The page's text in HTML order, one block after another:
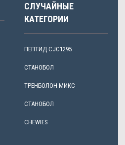
СЛУЧАЙНЫЕ
КАТЕГОРИИ
ПЕПТИД CJC1295
СТАНОБОЛ
ТРЕНБОЛОН МИКС
СТАНОБОЛ
CHEWIES